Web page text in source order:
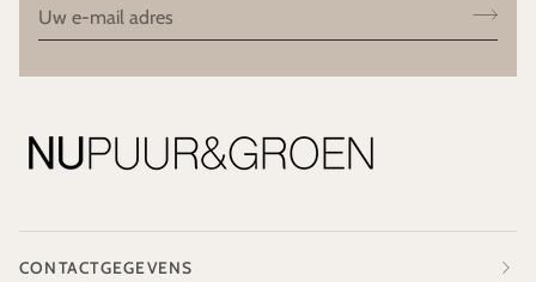
CONTACTGEGEVENS